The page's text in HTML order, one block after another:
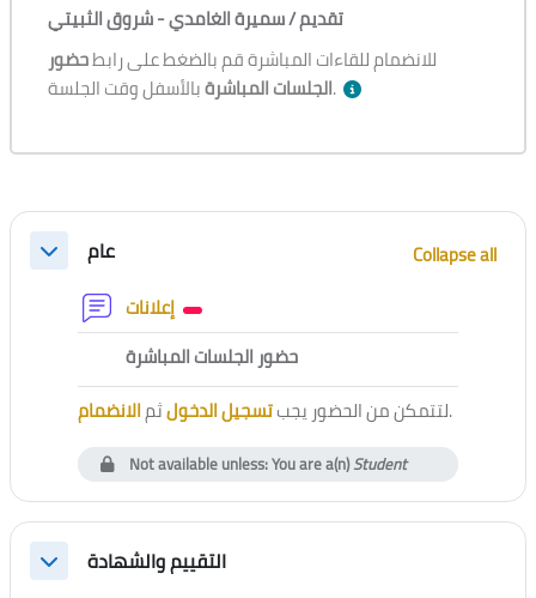
تقديم /سميرة الغامدي - شروق الثبيتي
للانضمام للقاءات المباشرة قم بالضغط على رابطحضور
الجلسات المباشرةبالأسفل وقت الجلسة.
Section outline
Collapseعام
Collapse all
Forum
حضور الجلسات المباشرةExternal tool
لتتمكن من الحضور يجبتسجيل الدخولثمالانضمام .
Not available unless: You are a(n)Student
Collapseالتقييم والشهادة